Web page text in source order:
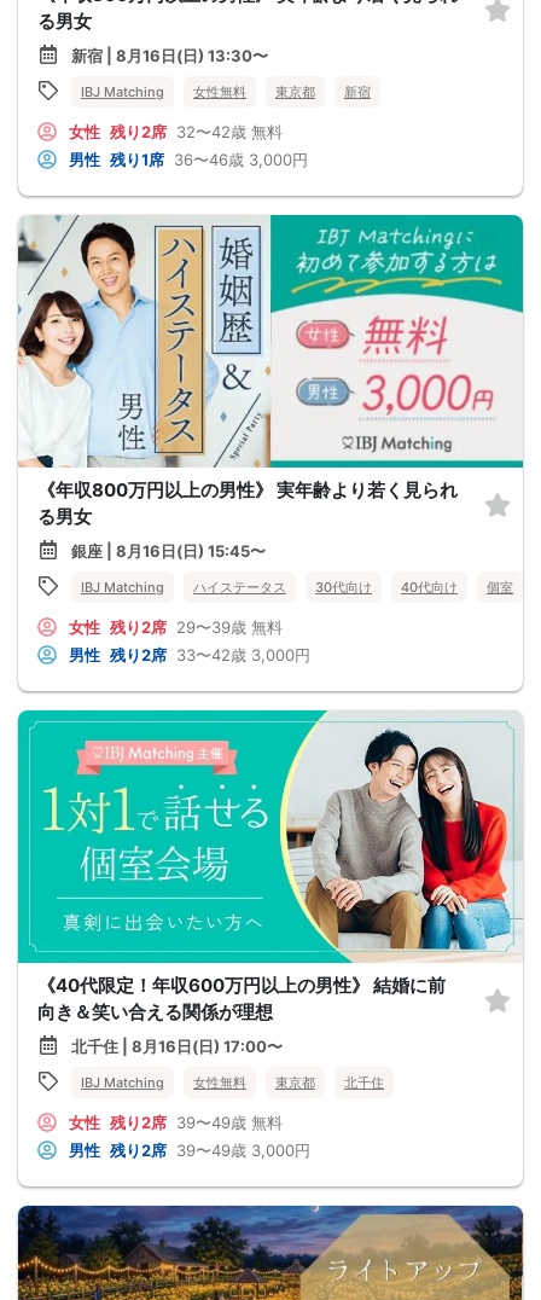
る男女
新宿 | 8月16日(日) 13:30〜
IBJ Matching 女性無料 東京都 新宿
女性 残り2席 32〜42歳 無料
男性 残り1席 36〜46歳 3,000円
《年収800万円以上の男性》 実年齢より若く見られ
る男女
銀座 | 8月16日(日) 15:45〜
IBJ Matching ハイステータス 30代向け 40代向け 個室
女性 残り2席 29〜39歳 無料
男性 残り2席 33〜42歳 3,000円
《40代限定！年収600万円以上の男性》 結婚に前
向き＆笑い合える関係が理想
北千住 | 8月16日(日) 17:00〜
IBJ Matching 女性無料 東京都 北千住
女性 残り2席 39〜49歳 無料
男性 残り2席 39〜49歳 3,000円